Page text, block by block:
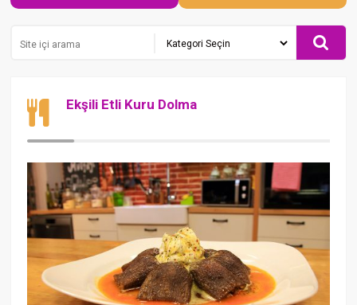
Ekşili Etli Kuru Dolma